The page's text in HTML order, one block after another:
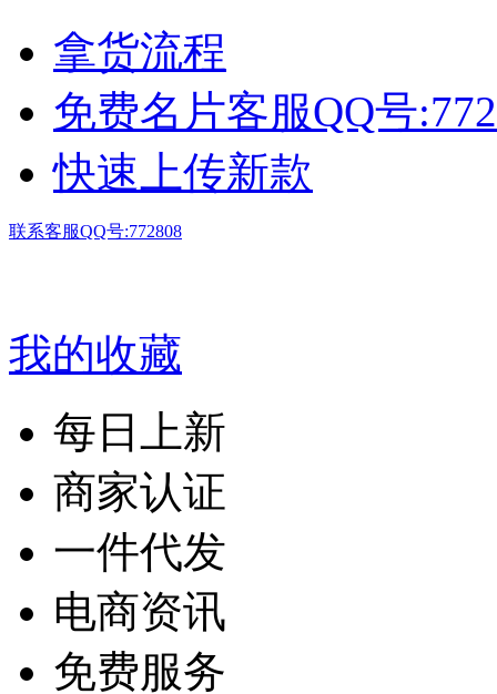
拿货流程
免费名片客服QQ号
快速上传新款
联系客服QQ号:772808
我的收藏
每日上新
商家认证
一件代发
电商资讯
免费服务